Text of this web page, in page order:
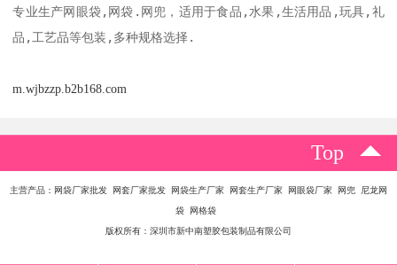
专业生产网眼袋,网袋.网兜，适用于食品,水果,生活用品,玩具,礼
品,工艺品等包装,多种规格选择.
m.wjbzzp.b2b168.com
Top
主营产品：网袋厂家批发 网套厂家批发 网袋生产厂家 网套生产厂家 网眼袋厂家 网兜 尼龙网
袋 网格袋
版权所有：深圳市新中南塑胶包装制品有限公司